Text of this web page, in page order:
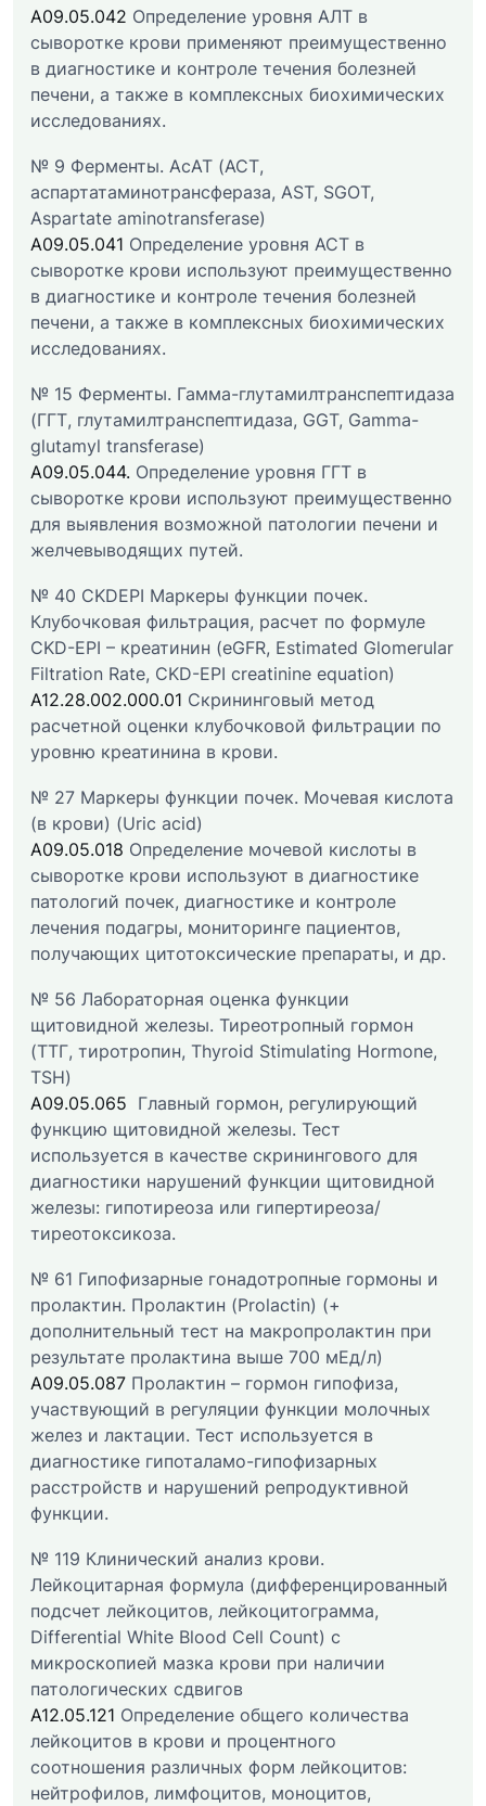
A09.05.042 Определение уровня АЛТ в
сыворотке крови применяют преимущественно
в диагностике и контроле течения болезней
печени, а также в комплексных биохимических
исследованиях.
№ 9 Ферменты. АсАТ (АСТ,
аспартатаминотрансфераза, AST, SGOT,
Aspartate aminotransferase)
A09.05.041 Определение уровня АСТ в
сыворотке крови используют преимущественно
в диагностике и контроле течения болезней
печени, а также в комплексных биохимических
исследованиях.
№ 15 Ферменты. Гамма-глутамилтранспептидаза
(ГГТ, глутамилтранспептидаза, GGT, Gamma-
glutamyl transferase)
A09.05.044. Определение уровня ГГТ в
сыворотке крови используют преимущественно
для выявления возможной патологии печени и
желчевыводящих путей.
№ 40 CKDEPI Маркеры функции почек.
Клубочковая фильтрация, расчет по формуле
CKD-EPI – креатинин (eGFR, Estimated Glomerular
Filtration Rate, CKD-EPI creatinine equation)
A12.28.002.000.01 Скрининговый метод
расчетной оценки клубочковой фильтрации по
уровню креатинина в крови.
№ 27 Маркеры функции почек. Мочевая кислота
(в крови) (Uric acid)
A09.05.018 Определение мочевой кислоты в
сыворотке крови используют в диагностике
патологий почек, диагностике и контроле
лечения подагры, мониторинге пациентов,
получающих цитотоксические препараты, и др.
№ 56 Лабораторная оценка функции
щитовидной железы. Тиреотропный гормон
(ТТГ, тиротропин, Thyroid Stimulating Hormone,
TSH)
A09.05.065 Главный гормон, регулирующий
функцию щитовидной железы. Тест
используется в качестве скринингового для
диагностики нарушений функции щитовидной
железы: гипотиреоза или гипертиреоза/
тиреотоксикоза.
№ 61 Гипофизарные гонадотропные гормоны и
пролактин. Пролактин (Prolactin) (+
дополнительный тест на макропролактин при
результате пролактина выше 700 мЕд/л)
A09.05.087 Пролактин – гормон гипофиза,
участвующий в регуляции функции молочных
желез и лактации. Тест используется в
диагностике гипоталамо-гипофизарных
расстройств и нарушений репродуктивной
функции.
№ 119 Клинический анализ крови.
Лейкоцитарная формула (дифференцированный
подсчет лейкоцитов, лейкоцитограмма,
Differential White Blood Cell Count) с
микроскопией мазка крови при наличии
патологических сдвигов
A12.05.121 Определение общего количества
лейкоцитов в крови и процентного
соотношения различных форм лейкоцитов:
нейтрофилов, лимфоцитов, моноцитов,